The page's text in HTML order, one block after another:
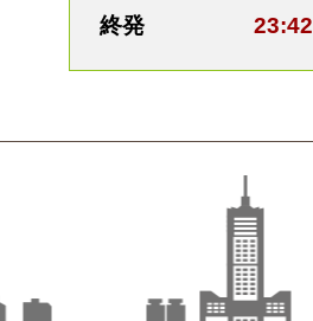
終発 23:42